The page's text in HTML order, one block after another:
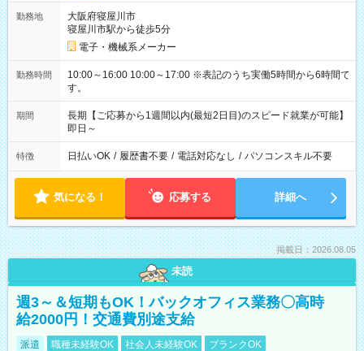
勤務地
大阪府寝屋川市
寝屋川市駅から徒歩5分
電子・機械系メーカー
勤務時間
10:00～16:00 10:00～17:00 ※表記のうち実働5時間から6時間で
す。
期間
長期【ご応募から1週間以内(最短2日目)のスピード就業が可能】
即日～
特徴 日払いOK / 履歴書不要 / 電話対応なし / パソコンスキル不要
気になる！ 応募する 詳細へ
掲載日：2026.08.05
未読
週3～＆短期もOK！バックオフィス業務〇高時
給2000円！交通費別途支給
派遣 職種未経験OK 社会人未経験OK
ブランクOK